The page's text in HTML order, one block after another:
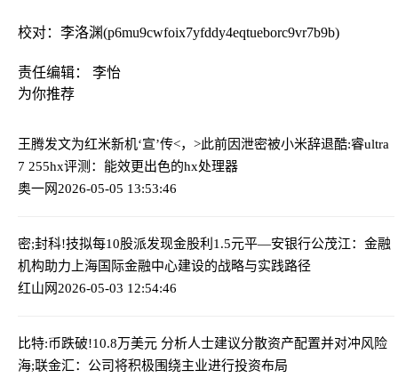
校对：李洛渊(p6mu9cwfoix7yfddy4eqtueborc9vr7b9b)
责任编辑： 李怡
为你推荐
王腾发文为红米新机‘宣’传<，>此前因泄密被小米辞退酷:睿ultra
7 255hx评测：能效更出色的hx处理器
奥一网2026-05-05 13:53:46
密;封科!技拟每10股派发现金股利1.5元平—安银行公茂江：金融
机构助力上海国际金融中心建设的战略与实践路径
红山网2026-05-03 12:54:46
比特:币跌破!10.8万美元 分析人士建议分散资产配置并对冲风险
海;联金汇：公司将积极围绕主业进行投资布局